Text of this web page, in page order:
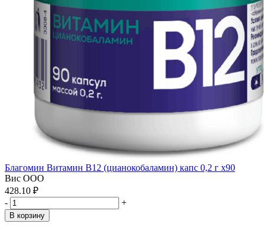
Благомин Витамин В12 (цианокобаламин) капс 0,2 г x90
Вис ООО
428.10 ₽
-
+
В корзину